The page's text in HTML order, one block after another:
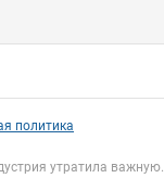
политика
утратила важную...